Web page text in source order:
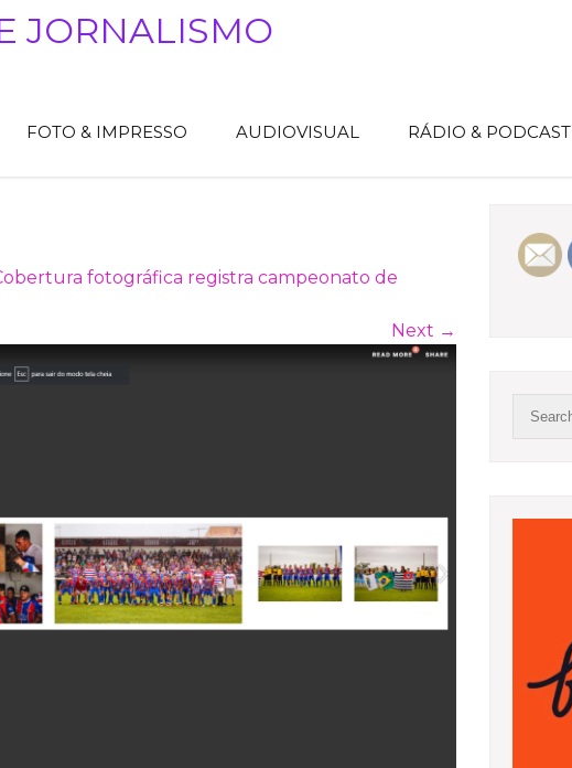
JORNALISMO
FOTO & IMPRESSO AUDIOVISUAL RÁDIO & PODCAST
fotográfica registra campeonato de
Next →